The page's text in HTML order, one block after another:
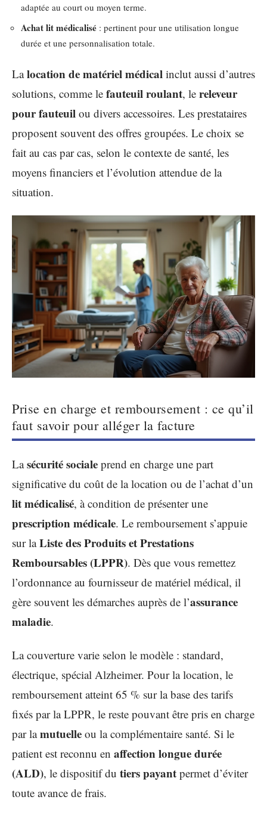
adaptée au court ou moyen terme.
Achat lit médicalisé : pertinent pour une utilisation longue
durée et une personnalisation totale.
Lalocation de matériel médical inclut aussi d’autres
solutions, comme le fauteuil roulant, le releveur
pour fauteuil ou divers accessoires. Les prestataires
proposent souvent des offres groupées. Le choix se
fait au cas par cas, selon le contexte de santé, les
moyens financiers et l’évolution attendue de la
situation.
Prise en charge et remboursement : ce qu’il
faut savoir pour alléger la facture
Lasécurité sociale prend en charge une part
significative du coût de la location ou de l’achat d’un
lit médicalisé, à condition de présenter une
prescription médicale. Le remboursement s’appuie
sur laListe des Produits et Prestations
Remboursables (LPPR). Dès que vous remettez
l’ordonnance au fournisseur de matériel médical, il
gère souvent les démarches auprès de l’assurance
maladie.
La couverture varie selon le modèle : standard,
électrique, spécial Alzheimer. Pour la location, le
remboursement atteint 65 % sur la base des tarifs
fixés par la LPPR, le reste pouvant être pris en charge
par lamutuelle ou la complémentaire santé. Si le
patient est reconnu en affection longue durée
(ALD), le dispositif du tiers payant permet d’éviter
toute avance de frais.